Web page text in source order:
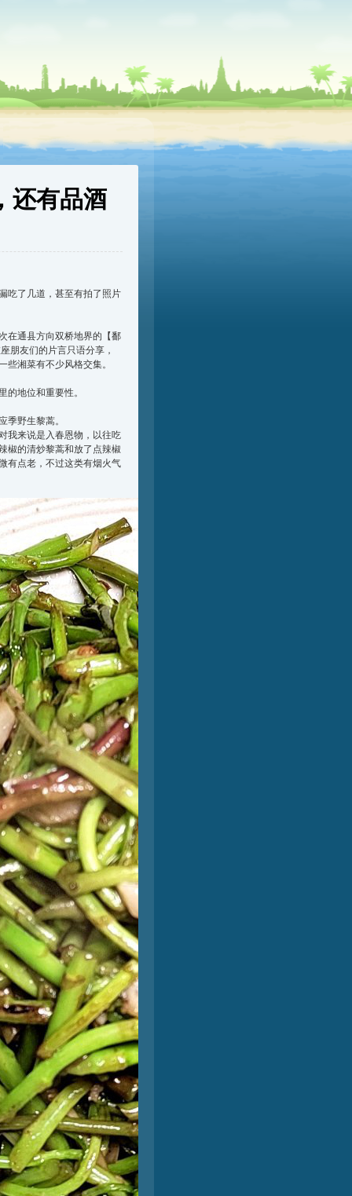
还有品酒
吃了几道，甚至有拍了照片
在通县方向双桥地界的【鄱
朋友们的片言只语分享，
湘菜有不少风格交集。
地位和重要性。
野生黎蒿。
我来说是入春恩物，以往吃
椒的清炒黎蒿和放了点辣椒
有点老，不过这类有烟火气